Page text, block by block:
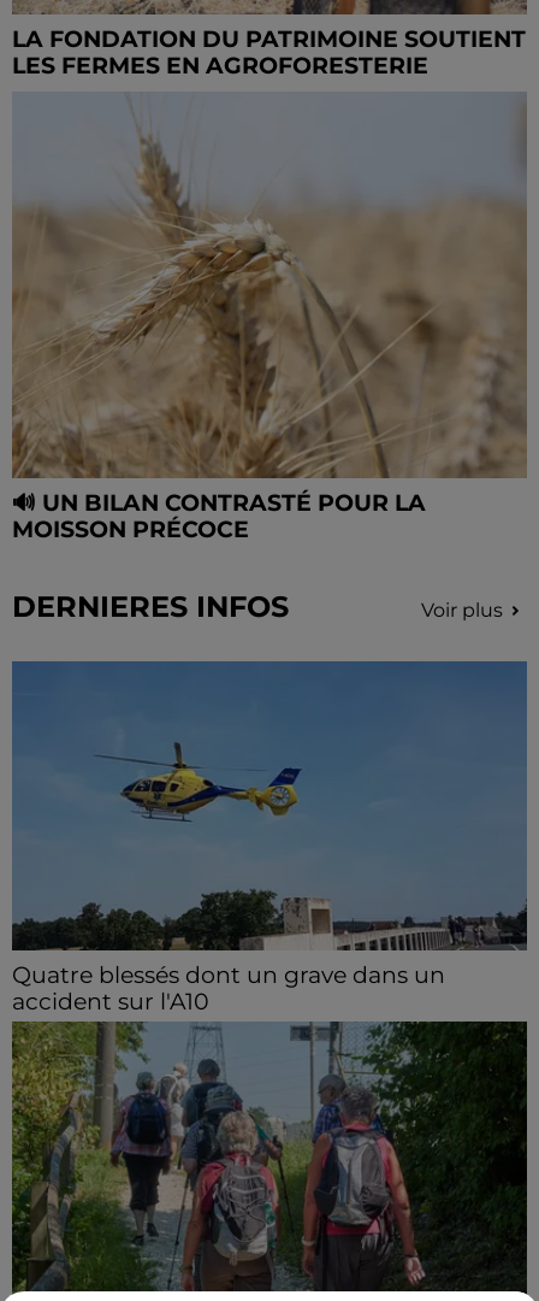
LA FONDATION DU PATRIMOINE SOUTIENT
LES FERMES EN AGROFORESTERIE
🔊 UN BILAN CONTRASTÉ POUR LA
MOISSON PRÉCOCE
DERNIERES INFOS Voir plus
Quatre blessés dont un grave dans un
accident sur l'A10
Le choc a eu lieu dans la matinée, vendredi 7 août à
hauteur de Sainville en direction d'Orléans.